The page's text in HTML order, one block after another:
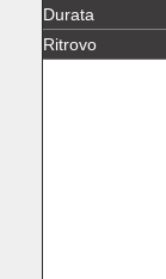
Durata
Ritrovo